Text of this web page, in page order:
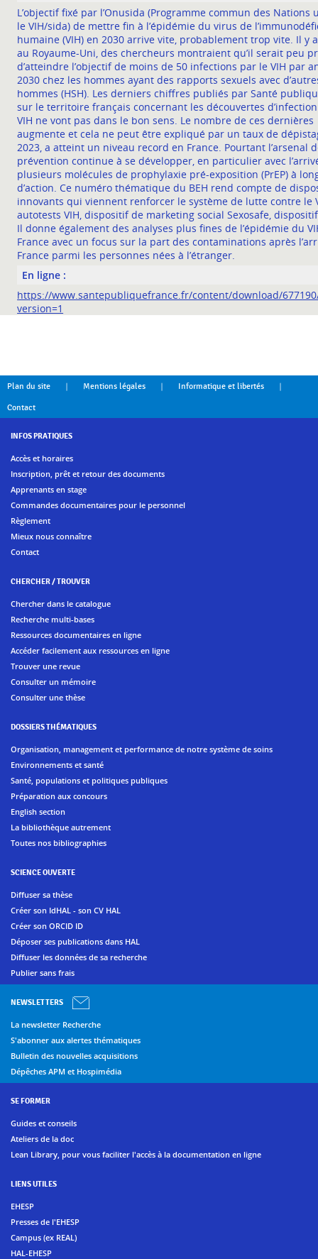
L’objectif fixé par l’Onusida (Programme commun des Nations
le VIH/sida) de mettre fin à l’épidémie du virus de
humaine (VIH) en 2030 arrive vite, probablement trop vite. Il y
au Royaume-Uni, des chercheurs montraient qu’il serait peu
d’atteindre l’objectif de moins de 50 infections par le VIH par
2030 chez les hommes ayant des rapports sexuels avec
hommes (HSH). Les derniers chiffres publiés par Santé
sur le territoire français concernant les découvertes
VIH ne vont pas dans le bon sens. Le nombre de ces dernières
augmente et cela ne peut être expliqué par un taux de
2023, a atteint un niveau record en France. Pourtant l’arsenal
prévention continue à se développer, en particulier avec
plusieurs molécules de prophylaxie pré-exposition (PrEP) à
d’action. Ce numéro thématique du BEH rend compte de
innovants qui viennent renforcer le système de lutte contre le
autotests VIH, dispositif de marketing social Sexosafe,
Il donne également des analyses plus fines de l’épidémie du
France avec un focus sur la part des contaminations après
France parmi les personnes nées à l’étranger.
En ligne :
https://www.santepubliquefrance.fr/content/download/
version=1
Plan du site | Mentions légales | Informatique et libertés |
Contact
INFOS PRATIQUES
Accès et horaires
Inscription, prêt et retour des documents
Apprenants en stage
Commandes documentaires pour le personnel
Règlement
Mieux nous connaître
Contact
CHERCHER / TROUVER
Chercher dans le catalogue
Recherche multi-bases
Ressources documentaires en ligne
Accéder facilement aux ressources en ligne
Trouver une revue
Consulter un mémoire
Consulter une thèse
DOSSIERS THÉMATIQUES
Organisation, management et performance de notre système de soins
Environnements et santé
Santé, populations et politiques publiques
Préparation aux concours
English section
La bibliothèque autrement
Toutes nos bibliographies
SCIENCE OUVERTE
Diffuser sa thèse
Créer son IdHAL - son CV HAL
Créer son ORCID ID
Déposer ses publications dans HAL
Diffuser les données de sa recherche
Publier sans frais
NEWSLETTERS
La newsletter Recherche
S'abonner aux alertes thématiques
Bulletin des nouvelles acquisitions
Dépêches APM et Hospimédia
SE FORMER
Guides et conseils
Ateliers de la doc
Lean Library, pour vous faciliter l'accès à la documentation en ligne
LIENS UTILES
EHESP
Presses de l'EHESP
Campus (ex REAL)
HAL-EHESP